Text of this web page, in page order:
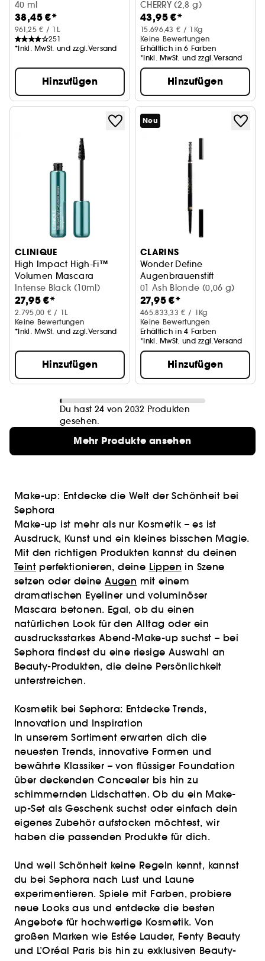
40 ml
38,45 €*
961,25 € / 1L
251
*Inkl. MwSt. und zzgl.Versand
Hinzufügen
CHERRY (2,8 g)
43,95 €*
15.696,43 € / 1Kg
Keine Bewertungen
Erhältlich in 6 Farben
*Inkl. MwSt. und zzgl.Versand
Hinzufügen
CLINIQUE
High Impact High-Fi™
Volumen Mascara
Intense Black (10ml)
27,95 €*
2.795,00 € / 1L
Keine Bewertungen
*Inkl. MwSt. und zzgl.Versand
Hinzufügen
Neu
CLARINS
Wonder Define
Augenbrauenstift
01 Ash Blonde (0,06 g)
27,95 €*
465.833,33 € / 1Kg
Keine Bewertungen
Erhältlich in 4 Farben
*Inkl. MwSt. und zzgl.Versand
Hinzufügen
Du hast 24 von 2032 Produkten
gesehen.
Mehr Produkte ansehen
Make-up: Entdecke die Welt der Schönheit bei
Sephora
Make-up ist mehr als nur Kosmetik – es ist
Ausdruck, Kunst und ein kleines bisschen Magie.
Mit den richtigen Produkten kannst du deinen
Teint perfektionieren, deine Lippen in Szene
setzen oder deineAugen mit einem
dramatischen Eyeliner und voluminöser
Mascara betonen. Egal, ob du einen
natürlichen Look für den Alltag oder ein
ausdrucksstarkes Abend-Make-up suchst – bei
Sephora findest du eine riesige Auswahl an
Beauty-Produkten, die deine Persönlichkeit
unterstreichen.
Kosmetik bei Sephora: Entdecke Trends,
Innovation und Inspiration
In unserem Sortiment erwarten dich die
neuesten Trends, innovative Formen und
bewährte Klassiker – von flüssiger Foundation
über deckenden Concealer bis hin zu
schimmernden Lidschatten. Ob du ein Make-
up-Set als Geschenk suchst oder einfach dein
eigenes Zubehör aufstocken möchtest, wir
haben die passenden Produkte für dich.
Und weil Schönheit keine Regeln kennt, kannst
du bei Sephora nach Lust und Laune
experimentieren. Spiele mit Farben, probiere
neue Looks aus und entdecke die besten
Angebote für hochwertige Kosmetik. Von
großen Marken wie Estée Lauder, Fenty Beauty
und L’Oréal Paris bis hin zu exklusiven Beauty-